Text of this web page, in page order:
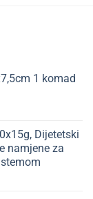
1 komad
Dijetetski
namjene za